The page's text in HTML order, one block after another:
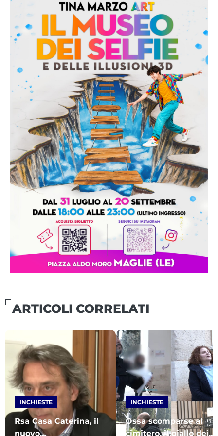
ARTICOLI CORRELATI
INCHIESTE
Rsa Casa Caterina, il
nuovo
INCHIESTE
Ossa scomparse al
cimitero, il giallo dei